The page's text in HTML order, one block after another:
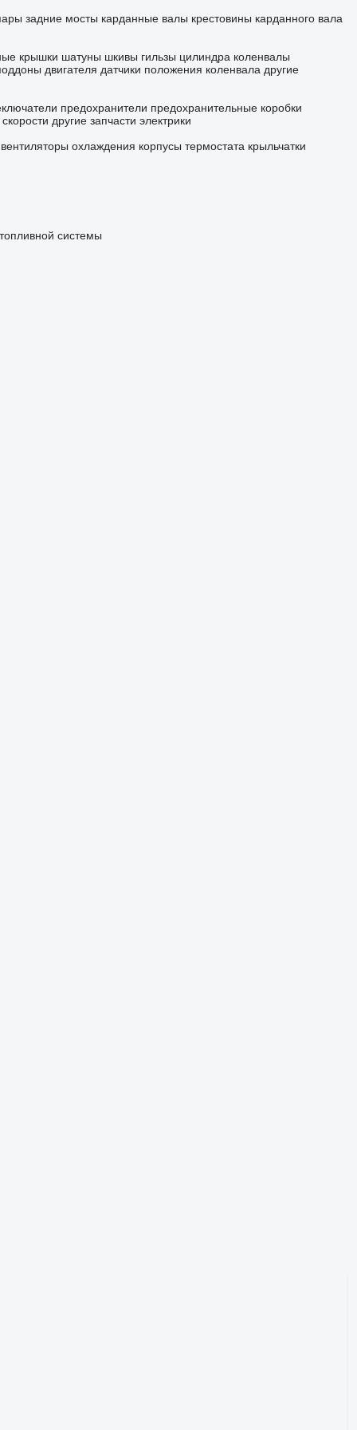
задние мосты карданные валы крестовины карданного вала
крышки шатуны шкивы гильзы цилиндра коленвалы
двигателя датчики положения коленвала другие
предохранители предохранительные коробки
другие запчасти электрики
вентиляторы охлаждения корпусы термостата крыльчатки
системы